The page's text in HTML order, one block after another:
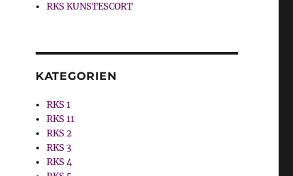
RKS KUNSTESCORT
KATEGORIEN
RKS 1
RKS 11
RKS 2
RKS 3
RKS 4